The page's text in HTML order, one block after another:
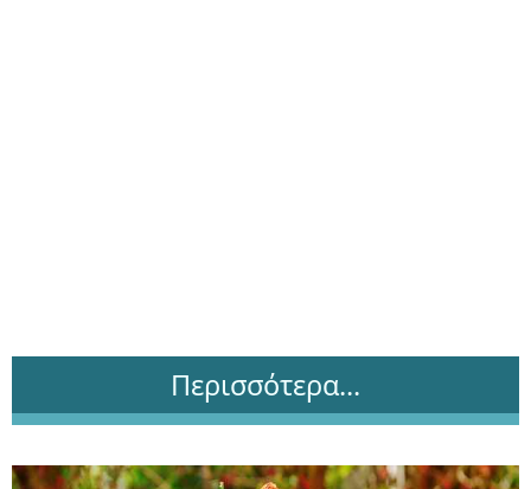
Περισσότερα...